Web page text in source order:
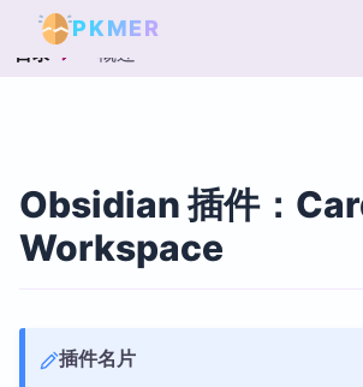
PKMER
目录 概述
Obsidian 插件：
Workspace
插件名片